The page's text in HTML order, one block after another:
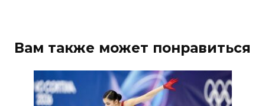
Вам также может понравиться